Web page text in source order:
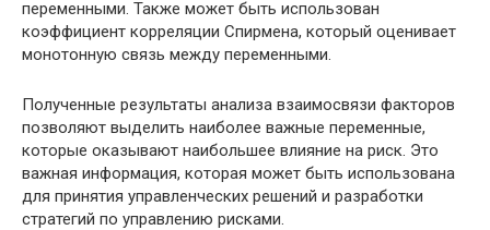
переменными. Также может быть использован
коэффициент корреляции Спирмена, который оценивает
монотонную связь между переменными.
Полученные результаты анализа взаимосвязи факторов
позволяют выделить наиболее важные переменные,
которые оказывают наибольшее влияние на риск. Это
важная информация, которая может быть использована
для принятия управленческих решений и разработки
стратегий по управлению рисками.